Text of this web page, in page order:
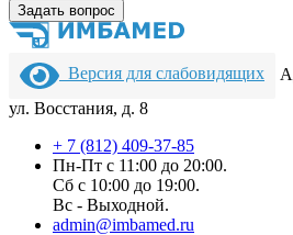
Задать вопрос
Версия для слабовидящих
ул. Восстания, д. 8
+ 7 (812) 409-37-85
Пн-Пт с 11:00 до 20:00.
Сб с 10:00 до 19:00.
Вс - Выходной.
admin@imbamed.ru